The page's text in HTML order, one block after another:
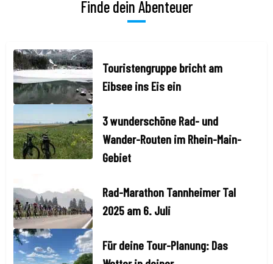
Finde dein Abenteuer
Touristengruppe bricht am
Eibsee ins Eis ein
3 wunderschöne Rad- und
Wander-Routen im Rhein-Main-
Gebiet
Rad-Marathon Tannheimer Tal
2025 am 6. Juli
Für deine Tour-Planung: Das